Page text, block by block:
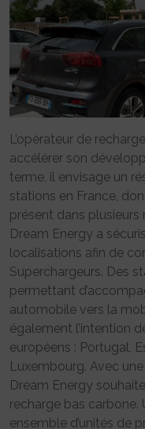
L’opérateur de
accélérer son
terme, il envisage un
stations en France,
présent dans
Dream Energy a
localisations afin de
Superchargeurs. Des
permettant
automobile vers la
également l’intention
européens : Portugal,
Luxembourg. Avec
Dream Energy
recharge bas carbone.
ensemble d’unités de